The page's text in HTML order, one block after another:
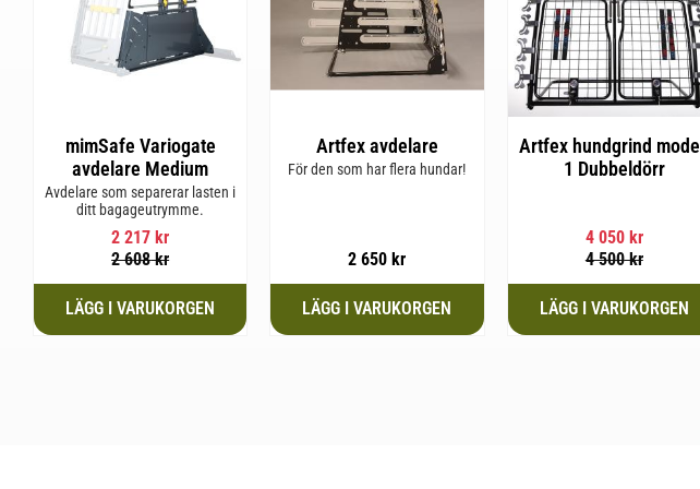
mimSafe Variogate
avdelare Medium
Avdelare som separerar lasten i
ditt bagageutrymme.
2 217 kr
2 608kr
Artfex avdelare
För den som har flera hundar!
2 650 kr
Artfex hundgrind modell
1 Dubbeldörr
4 050kr
4 500kr